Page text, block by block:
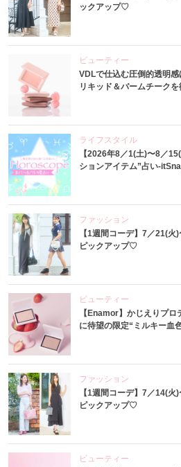
ックアップ♡
ビューティー
VDLで仕込む圧倒的透明
リキッド＆バームチークを
ライフスタイル
【2026年8／1(土)〜8／
ションアイテム”占い-
ファッション
【1週間コーデ】7／21(
ピックアップ♡
ビューティー
【Enamor】かじえりプ
に待望の限定“ミルキー血
ファッション
【1週間コーデ】7／14(
ピックアップ♡
ビューティー